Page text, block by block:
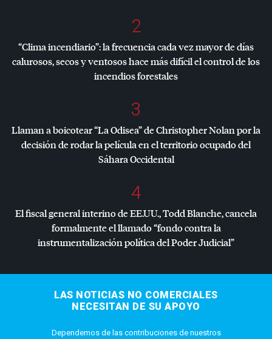
2
“Clima incendiario”: la frecuencia cada vez mayor de días
calurosos, secos y ventosos hace más difícil el control de los
incendios forestales
3
Llaman a boicotear “La Odisea” de Christopher Nolan por la
decisión de rodar la película en el territorio ocupado del
Sáhara Occidental
4
El fiscal general interino de EE.UU., Todd Blanche, cancela
formalmente el llamado “fondo contra la
instrumentalización política del Poder Judicial”
LAS NOTICIAS NO COMERCIALES
NECESITAN DE SU APOYO
Dependemos de las contribuciones de nuestros